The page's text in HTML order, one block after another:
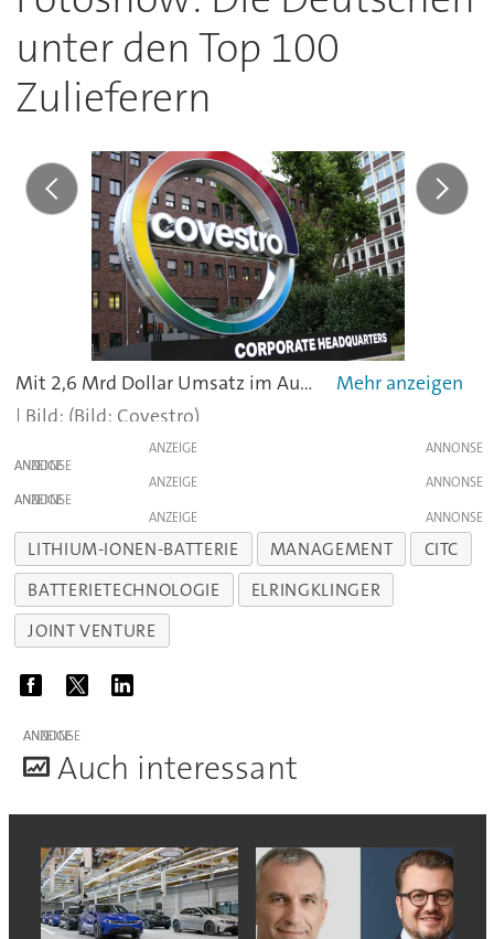
unter den Top 100
Zulieferern
Mit 2,6 Mrd Dollar Umsatz im Automotive-Geschäft ist Covestro gerade noch im Index der 100 größten Automobilzulieferer: Platz 99 für die Abspaltung des Chemieriesen Bayer.
(Bild: Covestro)
ANZEIGE
ANZEIGE
ANZEIGE
ANZEIGE
ANZEIGE
LITHIUM-IONEN-BATTERIE MANAGEMENT
CITC
BATTERIETECHNOLOGIE
ELRINGKLINGER
JOINT VENTURE
ANZEIGE
Auch interessant